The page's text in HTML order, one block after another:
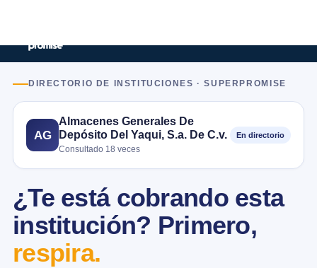
DIRECTORIO DE INSTITUCIONES · SUPERPROMISE
AG
Almacenes Generales De
Depósito Del Yaqui, S.a. De C.v.
Consultado 18 veces
En directorio
¿Te está cobrando esta
institución? Primero,
respira.